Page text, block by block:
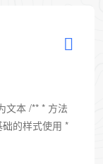
文本 /** * 方法
的样式使用 *